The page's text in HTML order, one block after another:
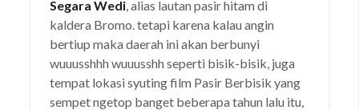
Segara Wedi, alias lautan pasir hitam di
kaldera Bromo. tetapi karena kalau angin
bertiup maka daerah ini akan berbunyi
wuuusshhh wuuusshh seperti bisik-bisik, juga
tempat lokasi syuting film Pasir Berbisik yang
sempet ngetop banget beberapa tahun lalu itu,